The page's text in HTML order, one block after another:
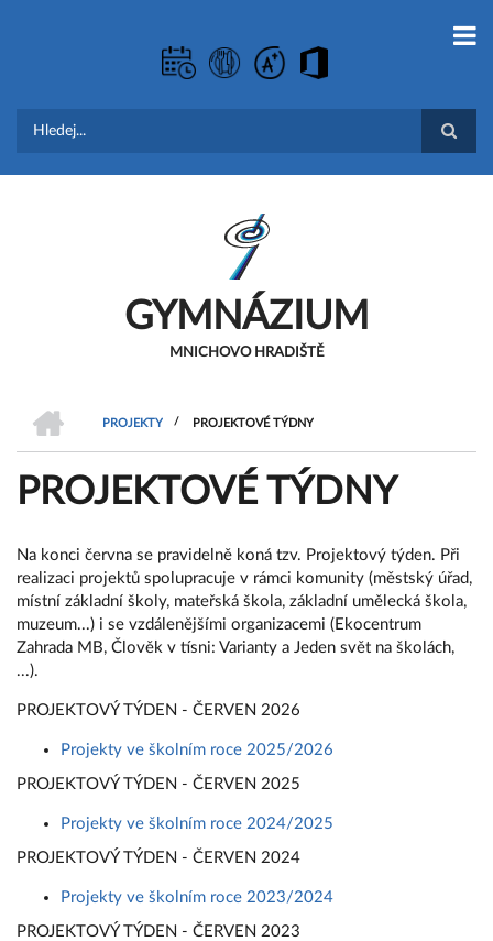
GYMNÁZIUM
MNICHOVO HRADIŠTĚ
DROBEČKOVÁ
NAVIGACE
PROJEKTY
/ PROJEKTOVÉ TÝDNY
PROJEKTOVÉ TÝDNY
Na konci června se pravidelně koná tzv. Projektový týden. Při
realizaci projektů spolupracuje v rámci komunity (městský úřad,
místní základní školy, mateřská škola, základní umělecká škola,
muzeum...) i se vzdálenějšími organizacemi (Ekocentrum
Zahrada MB, Člověk v tísni: Varianty a Jeden svět na školách,
...).
PROJEKTOVÝ TÝDEN - ČERVEN 2026
Projekty ve školním roce 2025/2026
PROJEKTOVÝ TÝDEN - ČERVEN 2025
Projekty ve školním roce 2024/2025
PROJEKTOVÝ TÝDEN - ČERVEN 2024
Projekty ve školním roce 2023/2024
PROJEKTOVÝ TÝDEN - ČERVEN 2023